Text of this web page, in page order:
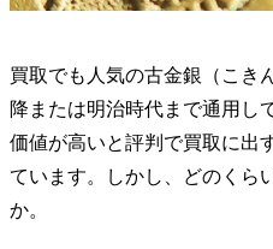
買取でも人気の古金銀（こき
降または明治時代まで通用し
価値が高いと評判で買取に出
ています。しかし、どのくら
か。